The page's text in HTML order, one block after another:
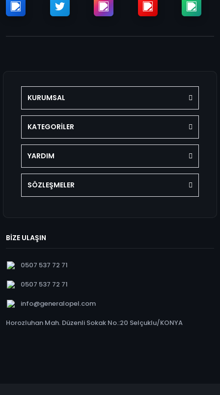
KURUMSAL
KATEGORİLER
YARDIM
SÖZLEŞMELER
BİZE ULAŞIN
0507 537 72 71
0507 537 72 71
info@generalopel.com
Horozluhan Mah. Düzenli Sokak No.:20 Selçuklu/KONYA